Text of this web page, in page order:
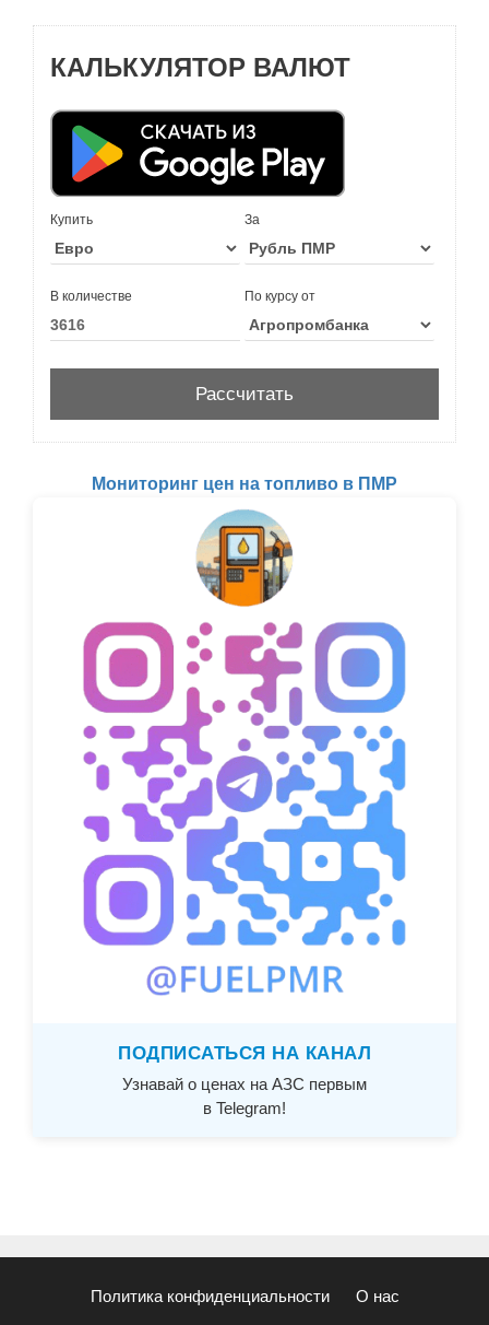
КАЛЬКУЛЯТОР ВАЛЮТ
Купить За
В количестве По курсу от
Мониторинг цен на топливо в ПМР
ПОДПИСАТЬСЯ НА КАНАЛ
Узнавай о ценах на АЗС первым
в Telegram!
Политика конфиденциальности О нас